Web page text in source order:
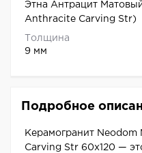
Этна Антрацит
Anthracite Carving Str)
Толщина
9 мм
Подробное
Керамогранит
Carving Str 60x120 —